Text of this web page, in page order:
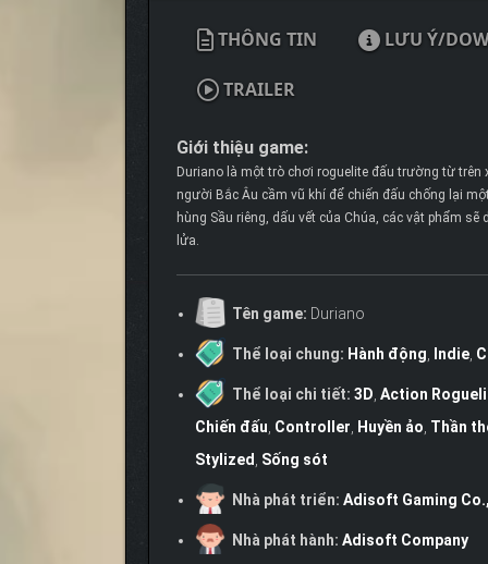
THÔNG TIN LƯU Ý/
TRAILER
Giới thiệu game:
Duriano là một trò chơi roguelite đấu trường từ
người Bắc Âu cầm vũ khí để chiến đấu chống lại
hùng Sầu riêng, dấu vết của Chúa, các vật phẩm
lửa.
Tên game: Duriano
Thể loại chung: Hành động, Indie,
Thể loại chi tiết: 3D, Action
Chiến đấu, Controller, Huyền ảo, Thần
Stylized, Sống sót
Nhà phát triển: Adisoft Gaming
Nhà phát hành: Adisoft Company